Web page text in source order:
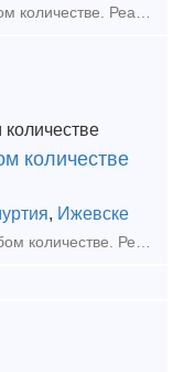
Продам колесные пары ТЭМ-2 в любом количестве. Реализуем новые колесные пары, а также после заводского кап.ремонта. ЭК Факт, ООО, Ижевск, RU Иван, менеджер Тел: +7 (3412) 918-400
количестве
, Ижевске
Продаем колесные пары ТЭМ-2 в любом количестве. Реализуем новые колесные пары, а также после заводского кап.ремонта. ООО ЭК Факт, Ижевск, RU Иван, менеджер Тел: +7 (3412) 918-400